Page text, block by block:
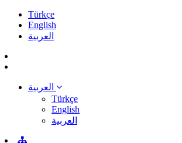
Türkçe
English
العربية
Türkçe
English
العربية